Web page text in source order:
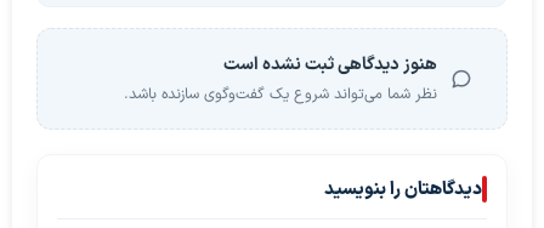
هنوز دیدگاهی ثبت نشده است
نظر شما می‌تواند شروع یک گفت‌وگوی سازنده باشد.
دیدگاهتان را بنویسید